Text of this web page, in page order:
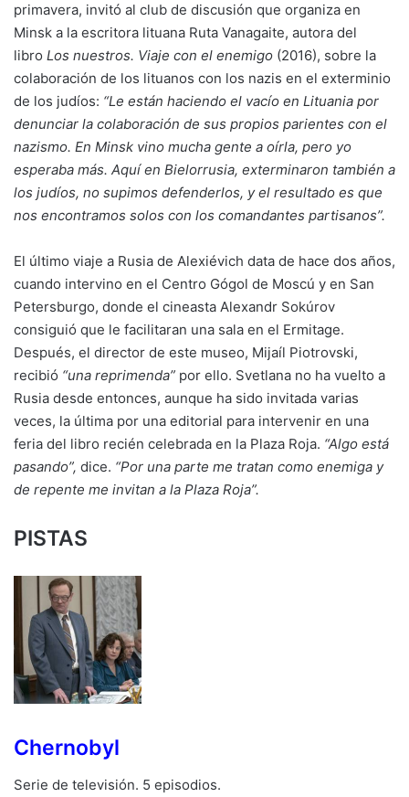
primavera, invitó al club de discusión que organiza en
Minsk a la escritora lituana Ruta Vanagaite, autora del
libro Los nuestros. Viaje con el enemigo (2016), sobre la
colaboración de los lituanos con los nazis en el exterminio
de los judíos: “Le están haciendo el vacío en Lituania por
denunciar la colaboración de sus propios parientes con el
nazismo. En Minsk vino mucha gente a oírla, pero yo
esperaba más. Aquí en Bielorrusia, exterminaron también a
los judíos, no supimos defenderlos, y el resultado es que
nos encontramos solos con los comandantes partisanos”.
El último viaje a Rusia de Alexiévich data de hace dos años,
cuando intervino en el Centro Gógol de Moscú y en San
Petersburgo, donde el cineasta Alexandr Sokúrov
consiguió que le facilitaran una sala en el Ermitage.
Después, el director de este museo, Mijaíl Piotrovski,
recibió “una reprimenda” por ello. Svetlana no ha vuelto a
Rusia desde entonces, aunque ha sido invitada varias
veces, la última por una editorial para intervenir en una
feria del libro recién celebrada en la Plaza Roja. “Algo está
pasando”, dice. “Por una parte me tratan como enemiga y
de repente me invitan a la Plaza Roja”.
PISTAS
Chernobyl
Serie de televisión. 5 episodios.